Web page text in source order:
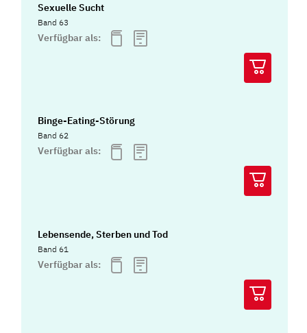
Sexuelle Sucht
Band 63
Verfügbar als:
Binge-Eating-Störung
Band 62
Verfügbar als:
Lebensende, Sterben und Tod
Band 61
Verfügbar als: